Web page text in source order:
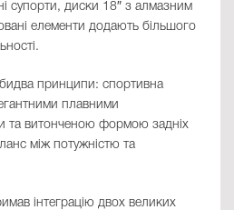
супорти, диски 18″ з алмазним
елементи додають більшого
принципи: спортивна
плавними
та витонченою формою задніх
між потужністю та
інтеграцію двох великих